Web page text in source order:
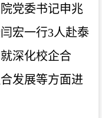
党委书记申兆
宏一行3人赴泰
深化校企合
发展等方面进